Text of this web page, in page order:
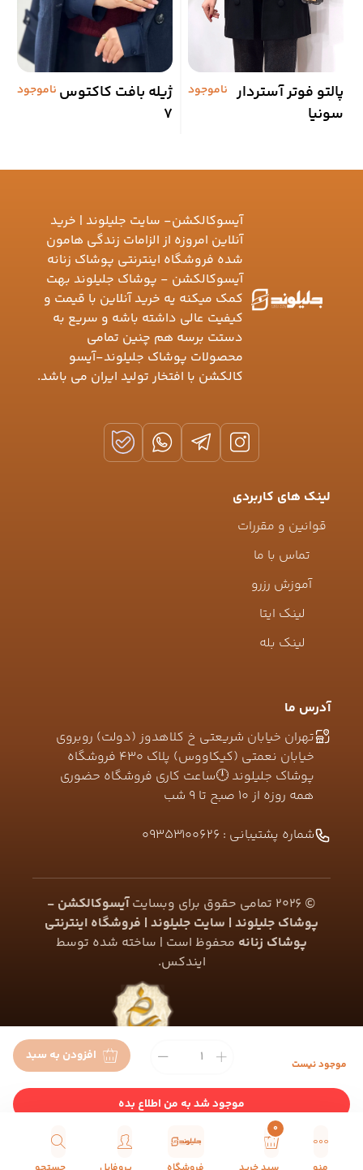
0
موجود نیست
افزودن به سبد
موجود شد به من اطلاع بده
پالتو فوتر آستردار
سونیا
ناموجود
ژیله بافت کاکتوس
7
ناموجود
آیسوکالکشن- سایت جلیلوند | خرید
آنلاین امروزه از الزامات زندگی هامون
شده فروشگاه اینترنتی پوشاک زنانه
آیسوکالکشن - پوشاک جلیلوند بهت
کمک میکنه یه خرید آنلاین با قیمت و
کیفیت عالی داشته باشه و سریع به
دستت برسه هم چنین تمامی
محصولات پوشاک جلیلوند-آیسو
کالکشن با افتخار تولید ایران می باشد.
لینک های کاربردی
قوانین و مقررات
تماس با ما
آموزش رزرو
لینک ایتا
لینک بله
آدرس ما
تهران خیابان شریعتی خ کلاهدوز (دولت) روبروی
خیابان نعمتی (کیکاووس) پلاک ۴۳۰ فروشگاه
پوشاک جلیلوند 🕛ساعت کاری فروشگاه حضوری
همه روزه از ۱۰ صبح تا ۹ شب
شماره پشتیبانی : 09353100626
©
2026 تمامی حقوق برای وبسایتآیسوکالکشن -
پوشاک جلیلوند | سایت جلیلوند | فروشگاه اینترنتی
پوشاک زنانه محفوظ است | ساخته شده توسط
ایندکس.